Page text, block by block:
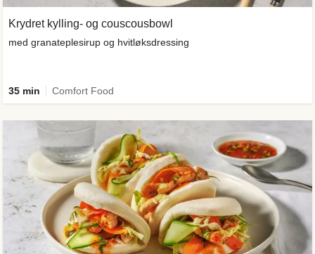
Krydret kylling- og couscousbowl
med granateplesirup og hvitløksdressing
35 min Comfort Food